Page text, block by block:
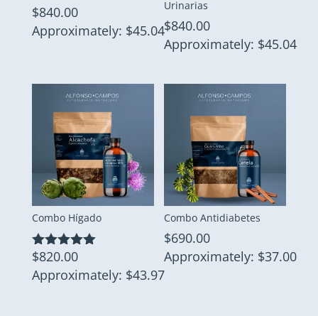
$840.00
Approximately: $45.04
Urinarias
$840.00
Approximately: $45.04
Combo Hígado
Valorado
con
5.00
$820.00
Approximately: $43.97
Combo Antidiabetes
$690.00
Approximately: $37.00